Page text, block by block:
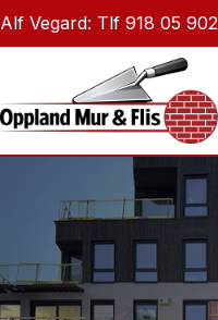
Alf Vegard: Tlf 918 05